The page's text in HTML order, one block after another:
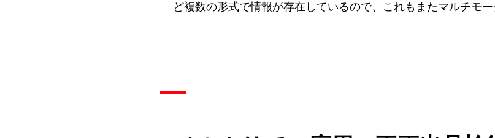
ど複数の形式で情報が存在しているので、これもまたマルチモー